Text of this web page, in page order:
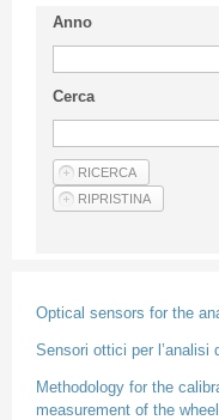
Guideline
Privacy & Policy
Articles
Anno
Cerca
Optical sensors for the
Sensori ottici per l’analisi
Methodology for the
measurement of the